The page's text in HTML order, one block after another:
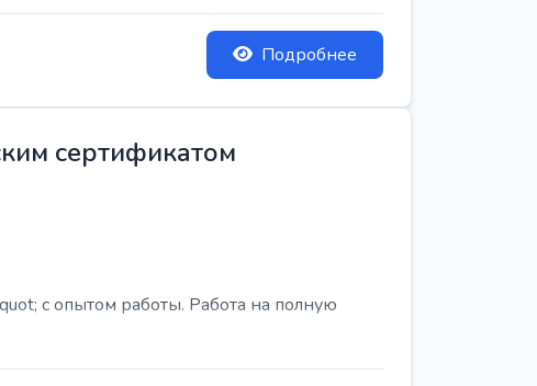
Подробнее
сертификатом
с опытом работы. Работа на полную